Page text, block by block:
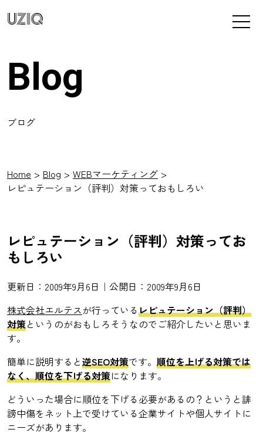
UZIQ
Blog
ブログ
Home Blog
WEBマーケティング
レピュテーション（評判）対策っておもしろい
レピュテーション（評判）対策ってお
もしろい
更新日：2009年9月6日｜公開日：2009年9月6日
株式会社エルテスが行っているレピュテーション（評判）
対策というのがおもしろそうなのでご紹介したいと思いま
す。
簡単に説明すると逆SEO対策です。 順位を上げる対策では
なく、順位を下げる対策になります。
どういった場合に順位を下げる必要があるの？というと誹
謗中傷をネット上で受けている企業サイトや個人サイトに
ニーズがあります。